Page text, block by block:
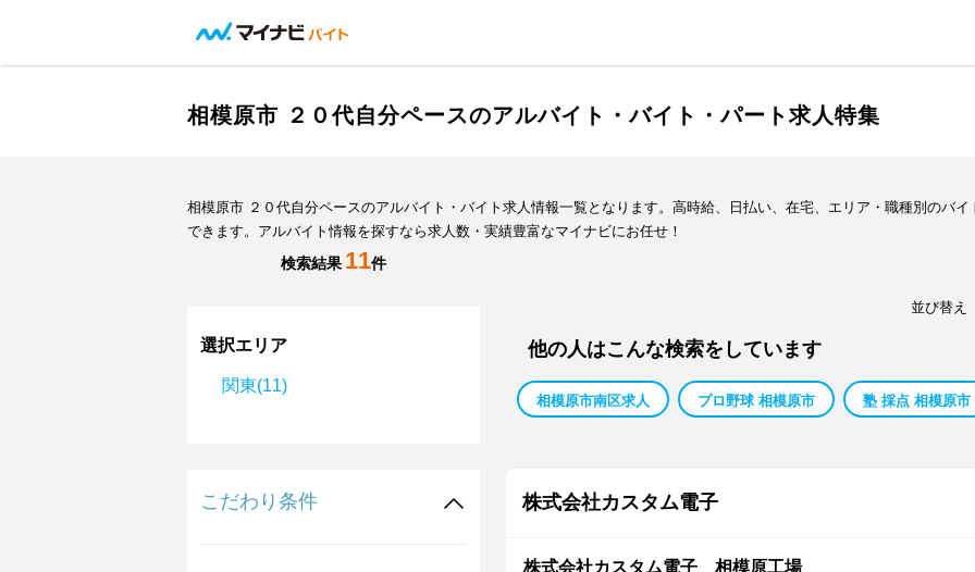
相模原市 ２０代自分ペースのアルバイト・バイト・パート求人特集
相模原市 ２０代自分ペースのアルバイト・バイト求人情報一覧となります。高時給、日払い、在宅、エリア・職種別のバ
できます。アルバイト情報を探すなら求人数・実績豊富なマイナビにお任せ！
検索結果 11件
選択エリア
関東(11)
こだわり条件
並び替え
他の人はこんな検索をしています
相模原市南区求人 プロ野球 相模原市 塾 採点 相模原市
株式会社カスタム電子
株式会社カスタム電子 相模原工場